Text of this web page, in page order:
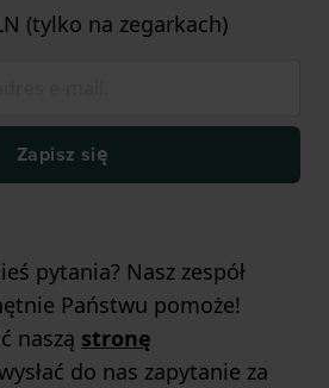
(tylko na zegarkach)
Zapisz się
pytania? Nasz zespół
Państwu pomoże!
naszą stronę
do nas zapytanie za